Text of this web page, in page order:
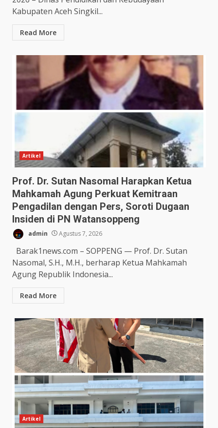
Kabupaten Aceh Singkil...
Read More
Artikel
Prof. Dr. Sutan Nasomal Harapkan Ketua
Mahkamah Agung Perkuat Kemitraan
Pengadilan dengan Pers, Soroti Dugaan
Insiden di PN Watansoppeng
admin Agustus 7, 2026
Barak1news.com – SOPPENG — Prof. Dr. Sutan
Nasomal, S.H., M.H., berharap Ketua Mahkamah
Agung Republik Indonesia...
Read More
Artikel